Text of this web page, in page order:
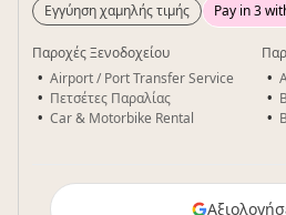
Εγγύηση χαμηλής τιμής Pay in 3
Παροχές Ξενοδοχείου
Airport / Port Transfer Service
Πετσέτες Παραλίας
Car & Motorbike Rental